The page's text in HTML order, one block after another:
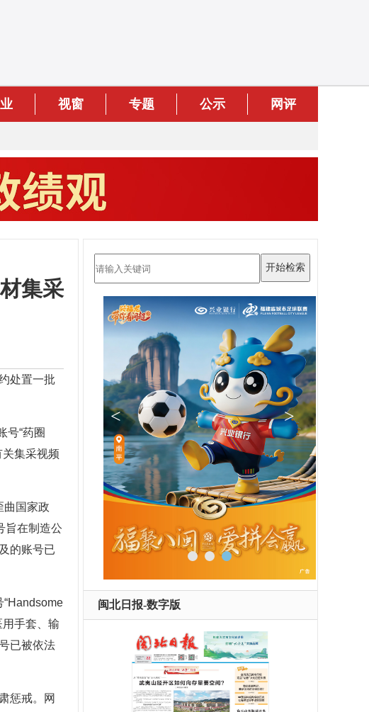
视窗 专题 公示 网评
集采
处置一批
号“药圈
集采视频
曲国家政
旨在制造公
的账号已
用手套、输
已被依法
惩戒。网
闽北日报-数字版